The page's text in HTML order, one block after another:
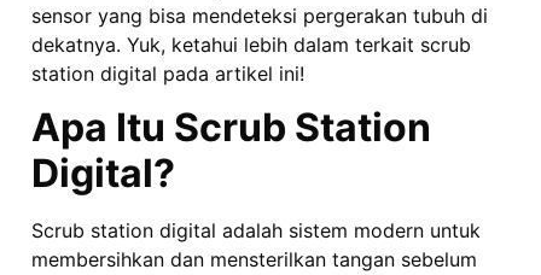
sensor yang bisa mendeteksi pergerakan tubuh di
dekatnya. Yuk, ketahui lebih dalam terkait scrub
station digital pada artikel ini!
Apa Itu Scrub Station
Digital?
Scrub station digital adalah sistem modern untuk
membersihkan dan mensterilkan tangan sebelum